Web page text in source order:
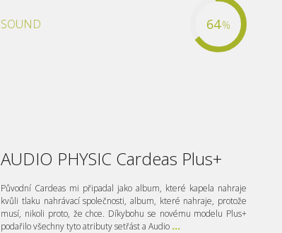
SOUND 64%
AUDIO PHYSIC Cardeas Plus+
Původní Cardeas mi připadal jako album, které kapela nahraje
kvůli tlaku nahrávací společnosti, album, které nahraje, protože
musí, nikoli proto, že chce. Díkybohu se novému modelu Plus+
podařilo všechny tyto atributy setřást a Audio ...